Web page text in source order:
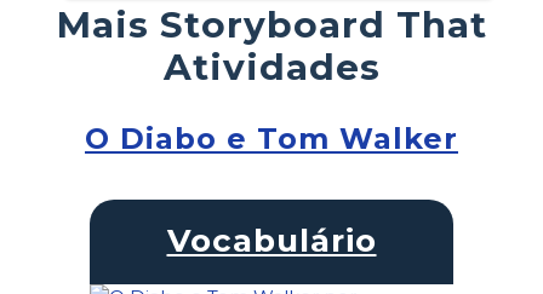
Mais Storyboard That
Atividades
O Diabo e Tom Walker
Vocabulário